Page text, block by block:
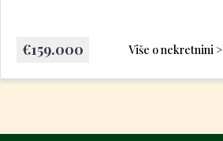
Više o nekretnini >
€159.000